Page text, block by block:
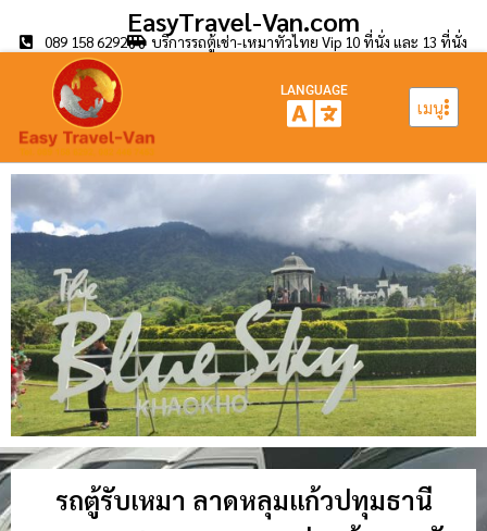
EasyTravel-Van.com
089 158 6292 บริการรถตู้เช่า-เหมาทั่วไทย Vip 10 ที่นั่ง และ 13 ที่นั่ง
เมนู
LANGUAGE
รถตู้รับเหมา ลาดหลุมแก้วปทุมธานี